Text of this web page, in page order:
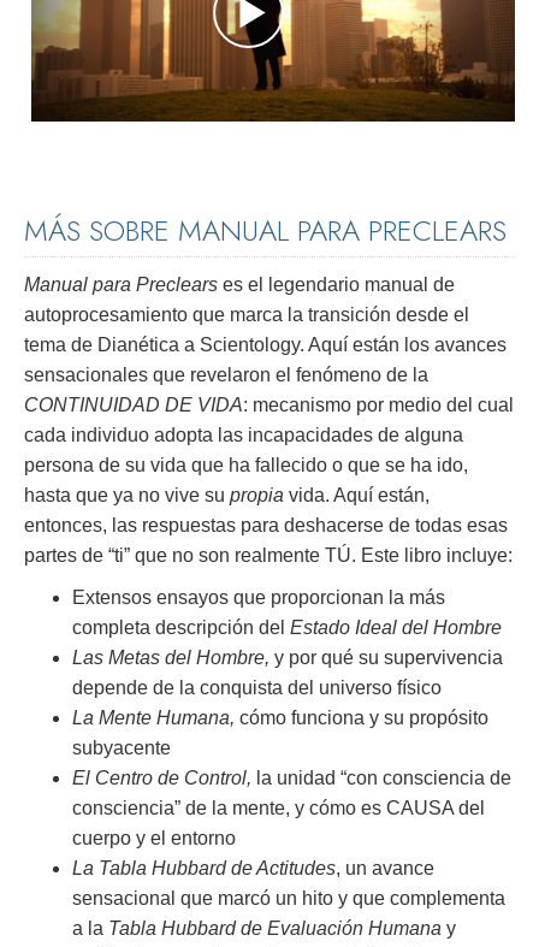
MÁS SOBRE MANUAL PARA PRECLEARS
Manual para Preclears es el legendario manual de
autoprocesamiento que marca la transición desde el
tema de Dianética a Scientology. Aquí están los avances
sensacionales que revelaron el fenómeno de la
CONTINUIDAD DE VIDA: mecanismo por medio del cual
cada individuo adopta las incapacidades de alguna
persona de su vida que ha fallecido o que se ha ido,
hasta que ya no vive su propia vida. Aquí están,
entonces, las respuestas para deshacerse de todas esas
partes de “ti” que no son realmente TÚ. Este libro incluye:
Extensos ensayos que proporcionan la más
completa descripción del Estado Ideal del Hombre
Las Metas del Hombre, y por qué su supervivencia
depende de la conquista del universo físico
La Mente Humana, cómo funciona y su propósito
subyacente
El Centro de Control, la unidad “con consciencia de
consciencia” de la mente, y cómo es CAUSA del
cuerpo y el entorno
La Tabla Hubbard de Actitudes, un avance
sensacional que marcó un hito y que complementa
a la Tabla Hubbard de Evaluación Humana y